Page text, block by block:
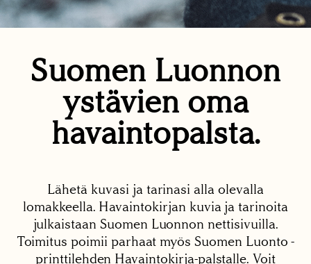
Suomen Luonnon
ystävien oma
havaintopalsta.
Lähetä kuvasi ja tarinasi alla olevalla
lomakkeella. Havaintokirjan kuvia ja tarinoita
julkaistaan Suomen Luonnon nettisivuilla.
Toimitus poimii parhaat myös Suomen Luonto -
printtilehden Havaintokirja-palstalle. Voit